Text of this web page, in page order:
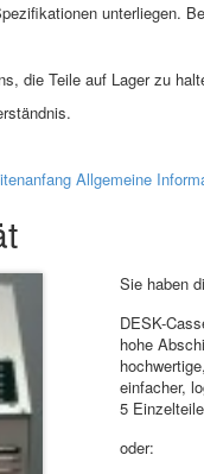
unterliegen.
die Teile auf Lager zu
Allgemeine
Sie haben
DESK-
hohe
einfacher,
5
oder: